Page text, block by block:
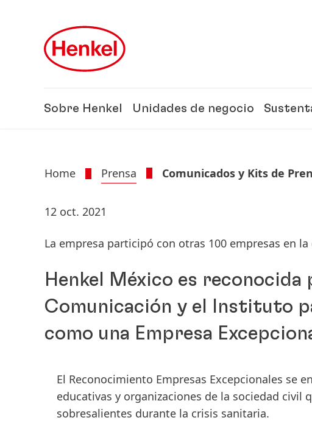
Sobre Henkel Unidades de negocio
Home Prensa Comunicados y Kits de
12 oct. 2021
La empresa participó con otras 100 empresas en
Henkel México es reconocida
Comunicación y el Instituto
como una Empresa
El Reconocimiento Empresas Excepcionales se
educativas y organizaciones de la sociedad civil
sobresalientes durante la crisis sanitaria.